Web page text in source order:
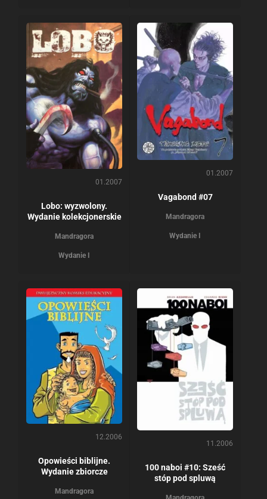
01.2007
Lobo: wyzwolony.
Wydanie kolekcjonerskie
Mandragora
Wydanie I
01.2007
Vagabond #07
Mandragora
Wydanie I
12.2006
Opowieści biblijne.
Wydanie zbiorcze
Mandragora
11.2006
100 naboi #10: Sześć
stóp pod spluwą